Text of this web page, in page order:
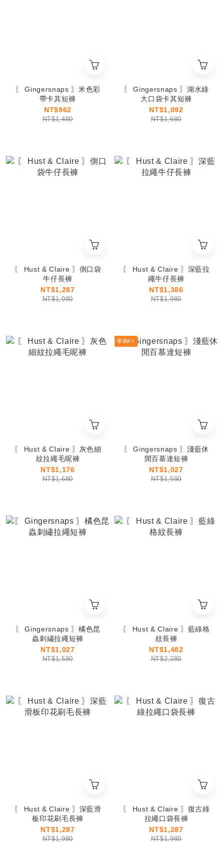
〖 Gingersnaps 〗米色彩
帶卡其短褲
NT$962
NT$1,480
〖 Gingersnaps 〗湖水綠
大口袋卡其短褲
NT$1,092
NT$1,680
〖 Hust & Claire 〗側口袋
牛仔長褲
NT$1,287
NT$1,980
〖 Hust & Claire 〗深藍拉
繩牛仔長褲
NT$1,386
NT$1,980
〖 Hust & Claire 〗灰色細
紋拉繩毛呢褲
NT$1,176
NT$1,680
零碼8Y
〖 Gingersnaps 〗淺藍休
閒百慕達短褲
NT$1,027
NT$1,580
〖 Gingersnaps 〗橘色昆
蟲刺繡拉繩短褲
NT$1,027
NT$1,580
〖 Hust & Claire 〗藍綠格
紋長褲
NT$1,482
NT$2,280
〖 Hust & Claire 〗深藍滑
板印花刷毛長褲
NT$1,287
NT$1,980
〖 Hust & Claire 〗復古綠
拉繩口袋長褲
NT$1,287
NT$1,980